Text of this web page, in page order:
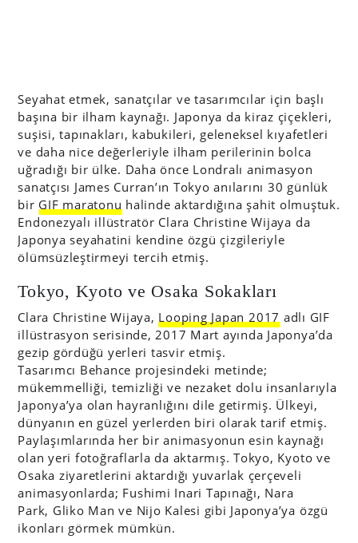
Seyahat etmek, sanatçılar ve tasarımcılar için başlı
başına bir ilham kaynağı. Japonya da kiraz çiçekleri,
suşisi, tapınakları, kabukileri, geleneksel kıyafetleri
ve daha nice değerleriyle ilham perilerinin bolca
uğradığı bir ülke. Daha önce Londralı animasyon
sanatçısı James Curran’ın Tokyo anılarını 30 günlük
bir GIF maratonu halinde aktardığına şahit olmuştuk.
Endonezyalı illüstratör Clara Christine Wijaya da
Japonya seyahatini kendine özgü çizgileriyle
ölümsüzleştirmeyi tercih etmiş.
Tokyo, Kyoto ve Osaka Sokakları
Clara Christine Wijaya, Looping Japan 2017 adlı GIF
illüstrasyon serisinde, 2017 Mart ayında Japonya’da
gezip gördüğü yerleri tasvir etmiş.
Tasarımcı Behance projesindeki metinde;
mükemmelliği, temizliği ve nezaket dolu insanlarıyla
Japonya’ya olan hayranlığını dile getirmiş. Ülkeyi,
dünyanın en güzel yerlerden biri olarak tarif etmiş.
Paylaşımlarında her bir animasyonun esin kaynağı
olan yeri fotoğraflarla da aktarmış. Tokyo, Kyoto ve
Osaka ziyaretlerini aktardığı yuvarlak çerçeveli
animasyonlarda; Fushimi Inari Tapınağı, Nara
Park, Gliko Man ve Nijo Kalesi gibi Japonya’ya özgü
ikonları görmek mümkün.